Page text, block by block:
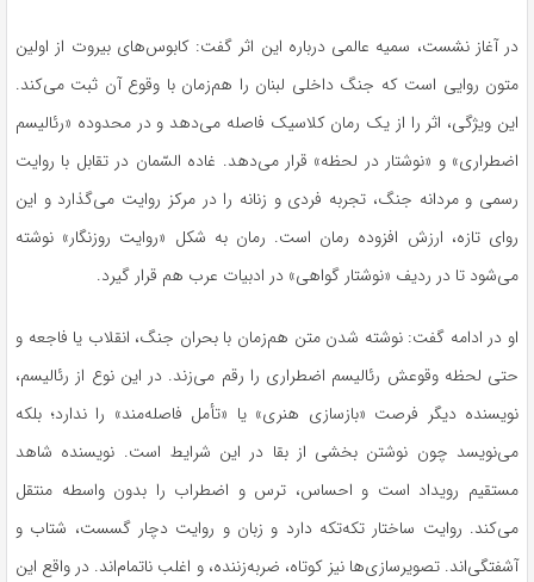
در آغاز نشست، سمیه عالمی درباره این اثر گفت: کابوس‌های بیروت از اولین
متون روایی است که جنگ داخلی لبنان را هم‌زمان با وقوع آن ثبت می‌کند.
این ویژگی، اثر را از یک رمان کلاسیک فاصله می‌دهد و در محدوده «رئالیسم
اضطراری» و «نوشتار در لحظه» قرار می‌دهد. غاده السّمان در تقابل با روایت
رسمی و مردانه جنگ، تجربه فردی و زنانه را در مرکز روایت می‌گذارد و این
روای تازه، ارزش افزوده رمان است. رمان به شکل «روایت روزنگار» نوشته
می‌شود تا در ردیف «نوشتار گواهی» در ادبیات عرب هم قرار گیرد.
او در ادامه گفت: نوشته شدن متن هم‌زمان با بحران جنگ، انقلاب یا فاجعه و
حتی لحظه وقوعش رئالیسم اضطراری را رقم می‌زند. در این نوع از رئالیسم،
نویسنده دیگر فرصت «بازسازی هنری» یا «تأمل فاصله‌مند» را ندارد؛ بلکه
می‌نویسد چون نوشتن بخشی از بقا در این شرایط است. نویسنده شاهد
مستقیم رویداد است و احساس، ترس و اضطراب را بدون واسطه منتقل
می‌کند. روایت ساختار تکه‌تکه دارد و زبان و روایت دچار گسست، شتاب و
آشفتگی‌اند. تصویرسازی‌ها نیز کوتاه، ضربه‌زننده، و اغلب ناتمام‌اند. در واقع این